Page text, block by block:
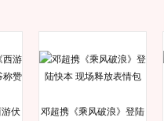
伏
邓超携《乘风破浪》登陆